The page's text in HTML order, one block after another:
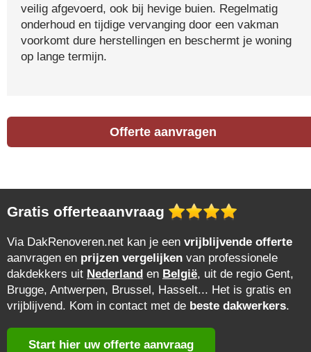
veilig afgevoerd, ook bij hevige buien. Regelmatig
onderhoud en tijdige vervanging door een vakman
voorkomt dure herstellingen en beschermt je woning
op lange termijn.
Offerte aanvragen
Gratis offerteaanvraag
Via DakRenoveren.net kan je een vrijblijvende offerte
aanvragen en prijzen vergelijken van professionele
dakdekkers uit Nederland en België, uit de regio Gent,
Brugge, Antwerpen, Brussel, Hasselt... Het is gratis en
vrijblijvend. Kom in contact met de beste dakwerkers.
Start hier uw offerte aanvraag